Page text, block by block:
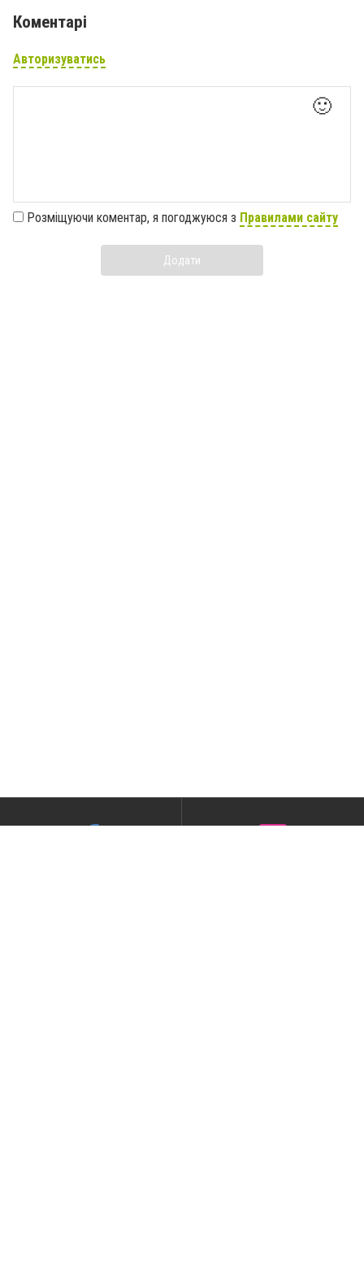
Коментарі
Авторизуватись
🙂
Розміщуючи коментар, я погоджуюся з Правилами сайту
Додати